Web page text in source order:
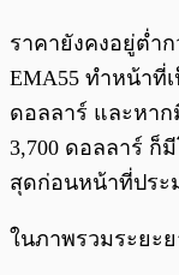
ราคายังคงอยู่ต่ำ
EMA55 ทำหน้าที่
ดอลลาร์ และหาก
3,700 ดอลลาร์ ก็
สุดก่อนหน้าที่ประ
ในภาพรวมระยะย